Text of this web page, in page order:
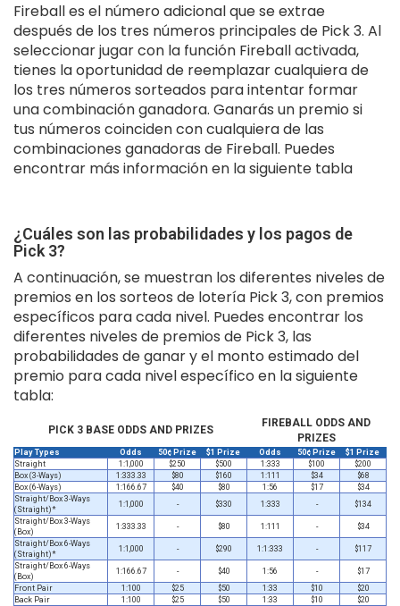
Fireball es el número adicional que se extrae
después de los tres números principales de Pick 3. Al
seleccionar jugar con la función Fireball activada,
tienes la oportunidad de reemplazar cualquiera de
los tres números sorteados para intentar formar
una combinación ganadora. Ganarás un premio si
tus números coinciden con cualquiera de las
combinaciones ganadoras de Fireball. Puedes
encontrar más información en la siguiente tabla
¿Cuáles son las probabilidades y los pagos de
Pick 3?
A continuación, se muestran los diferentes niveles de
premios en los sorteos de lotería Pick 3, con premios
específicos para cada nivel. Puedes encontrar los
diferentes niveles de premios de Pick 3, las
probabilidades de ganar y el monto estimado del
premio para cada nivel específico en la siguiente
tabla:
PICK 3 BASE ODDS AND PRIZES
FIREBALL ODDS AND
PRIZES
Play Types Odds 50¢ Prize $1 Prize Odds 50¢ Prize
$1 Prize
Straight
1:1,000 $250 $500 1:333 $100
$200
Box (3-Ways)
1:333.33 $80 $160 1:111 $34
$68
Box (6-Ways)
1:166.67 $40 $80 1:56 $17
$34
Straight/Box 3-Ways
(Straight)*
1:1,000 - $330 1:333 -
$134
Straight/Box 3-Ways
(Box)
1:333.33 - $80 1:111 -
$34
Straight/Box 6-Ways
(Straight)*
1:1,000 - $290 1:1:333 -
$117
Straight/Box 6-Ways
(Box)
1:166.67 - $40 1:56 -
$17
Front Pair
1:100 $25 $50 1:33 $10
$20
Back Pair
1:100 $25 $50 1:33 $10
$20